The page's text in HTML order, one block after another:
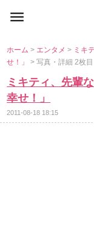
ホーム> エンタメ> ミキ
せ！」> 写真・詳細 2枚目
ミキティ、先輩
幸せ！」
2011-08-18 18:15